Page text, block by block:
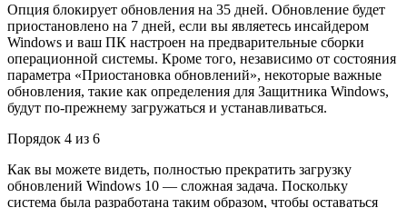
Опция блокирует обновления на 35 дней. Обновление будет
приостановлено на 7 дней, если вы являетесь инсайдером
Windows и ваш ПК настроен на предварительные сборки
операционной системы. Кроме того, независимо от состояния
параметра «Приостановка обновлений», некоторые важные
обновления, такие как определения для Защитника Windows,
будут по-прежнему загружаться и устанавливаться.
Порядок 4 из 6
Как вы можете видеть, полностью прекратить загрузку
обновлений Windows 10 — сложная задача. Поскольку
система была разработана таким образом, чтобы оставаться